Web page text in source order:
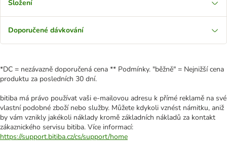
Složení
Doporučené dávkování
*DC = nezávazně doporučená cena ** Podmínky. "běžně" = Nejnižší cena
produktu za posledních 30 dní.
bitiba má právo používat vaši e-mailovou adresu k přímé reklamě na své
vlastní podobné zboží nebo služby. Můžete kdykoli vznést námitku, aniž
by vám vznikly jakékoli náklady kromě základních nákladů za kontakt
zákaznického servisu bitiba. Více informací:
https://support.bitiba.cz/cs/support/home